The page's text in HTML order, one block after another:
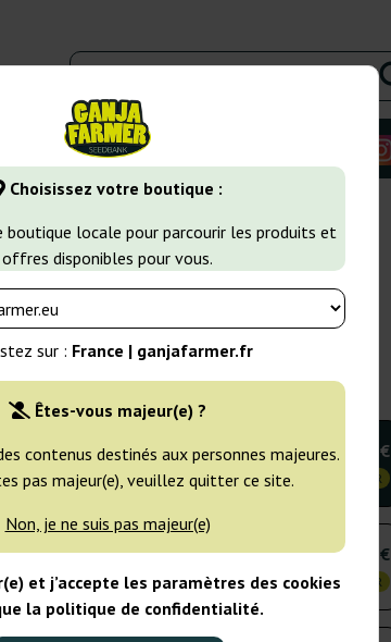
Choisissez votre boutique :
boutique locale pour parcourir les produits et
offres disponibles pour vous.
sur : France | ganjafarmer.fr
Êtes-vous majeur(e) ?
contenus destinés aux personnes majeures.
pas majeur(e), veuillez quitter ce site.
Non, je ne suis pas majeur(e)
et j’accepte les paramètres des cookies
la politique de confidentialité.
Variétés de cannabis
Sweet Seeds
3 graines
NON DISPONIBLE
22,50 €
25% MOINS CHER
5 graines
NON DISPONIBLE
36,75 €
25% MOINS CHER